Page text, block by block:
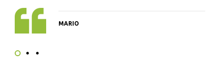
MARIO